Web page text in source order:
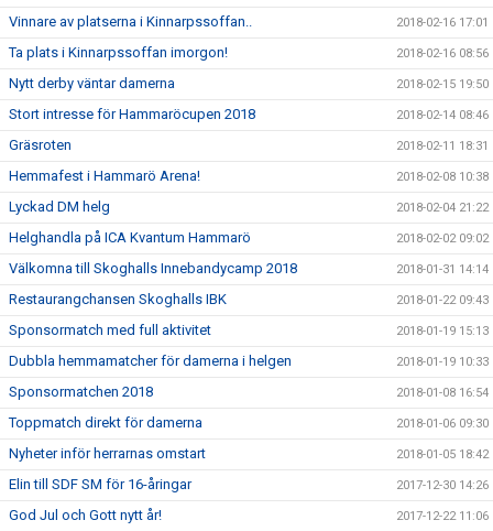
Vinnare av platserna i Kinnarpssoffan.. 2018-02-16 17:01
Ta plats i Kinnarpssoffan imorgon! 2018-02-16 08:56
Nytt derby väntar damerna 2018-02-15 19:50
Stort intresse för Hammaröcupen 2018 2018-02-14 08:46
Gräsroten 2018-02-11 18:31
Hemmafest i Hammarö Arena! 2018-02-08 10:38
Lyckad DM helg 2018-02-04 21:22
Helghandla på ICA Kvantum Hammarö 2018-02-02 09:02
Välkomna till Skoghalls Innebandycamp 2018 2018-01-31 14:14
Restaurangchansen Skoghalls IBK 2018-01-22 09:43
Sponsormatch med full aktivitet 2018-01-19 15:13
Dubbla hemmamatcher för damerna i helgen 2018-01-19 10:33
Sponsormatchen 2018 2018-01-08 16:54
Toppmatch direkt för damerna 2018-01-06 09:30
Nyheter inför herrarnas omstart 2018-01-05 18:42
Elin till SDF SM för 16-åringar 2017-12-30 14:26
God Jul och Gott nytt år! 2017-12-22 11:06